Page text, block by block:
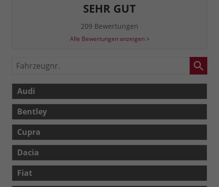
SEHR GUT
209 Bewertungen
Alle Bewertungen anzeigen >
Fahrzeugnr.
Audi
Bentley
Cupra
Dacia
Fiat